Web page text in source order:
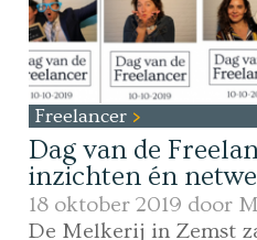
Freelancer
Dag van de
inzichten én
18 oktober 2019 door
De Melkerij in Zemst